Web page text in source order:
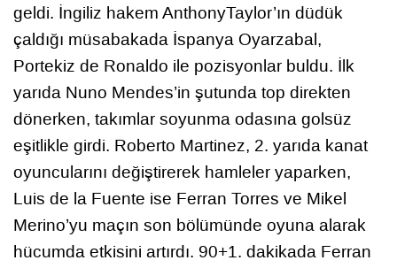
geldi. İngiliz hakem AnthonyTaylor’ın düdük
çaldığı müsabakada İspanya Oyarzabal,
Portekiz de Ronaldo ile pozisyonlar buldu. İlk
yarıda Nuno Mendes’in şutunda top direkten
dönerken, takımlar soyunma odasına golsüz
eşitlikle girdi. Roberto Martinez, 2. yarıda kanat
oyuncularını değiştirerek hamleler yaparken,
Luis de la Fuente ise Ferran Torres ve Mikel
Merino’yu maçın son bölümünde oyuna alarak
hücumda etkisini artırdı. 90+1. dakikada Ferran